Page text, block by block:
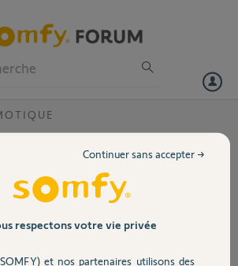
a distance avec tahoma
en marche et arrêter mon ballon d'eau
via ma Tahoma Switch .
respectons votre vie privée
et nos partenaires utilisons des
Continuer sans accepter →